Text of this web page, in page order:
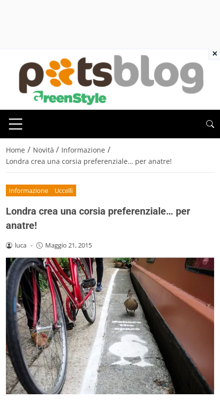
Home / Novità / Informazione /
Londra crea una corsia preferenziale… per anatre!
Informazione Uccelli
Londra crea una corsia preferenziale… per
anatre!
luca - Maggio 21, 2015
×